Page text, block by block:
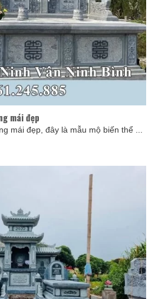
mái đẹp
mái đẹp, đây là mẫu mộ biến thể ...